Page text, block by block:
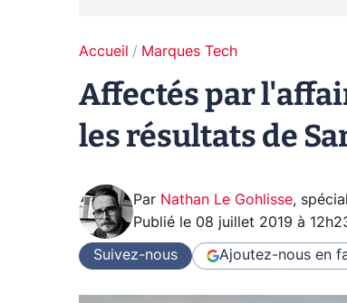
Accueil Marques Tech
Affectés par
les résultats de
Par Nathan Le Gohlisse,
Publié le 08 juillet 2019 à
Suivez-nous Ajoutez-nous en